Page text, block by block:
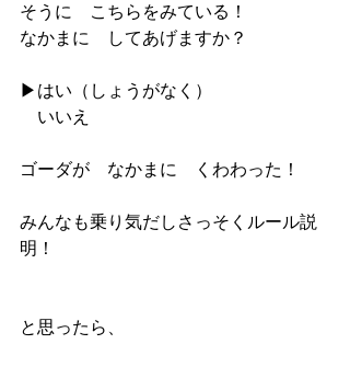
そうに　こちらをみている！
なかまに　してあげますか？
▶はい（しょうがなく）
いいえ
ゴーダが　なかまに　くわわった！
みんなも乗り気だしさっそくルール説
明！
と思ったら、